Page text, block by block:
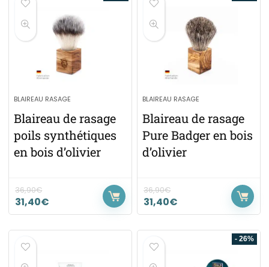
BLAIREAU RASAGE
Blaireau de rasage
poils synthétiques
en bois d’olivier
36,90€
31,40€
BLAIREAU RASAGE
Blaireau de rasage
Pure Badger en bois
d’olivier
36,90€
31,40€
- 26%